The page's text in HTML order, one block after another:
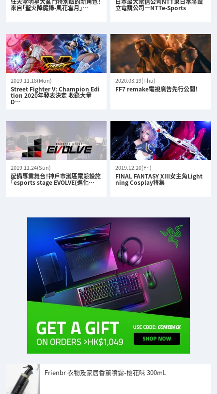
來自「聖火降魔錄-風花雪月」… 立電競公司—NTTe-Sports
2019.11.18(Mon)
Street Fighter V: Champion Edi
tion 2020年發表決定 收錄大量
D…
2020.03.19(Thu)
FF7 remake電視廣告先行公開！
2019.11.24(Sun)
配備專業舞台！神戶市灘區電競設施
「esports stage EVOLVE(進化…
2019.12.20(Fri)
FINAL FANTASY XIII女主角Light
ning Cosplay特集
Frienbr 衣物及家居香薰噴霧-櫻花味 300mL